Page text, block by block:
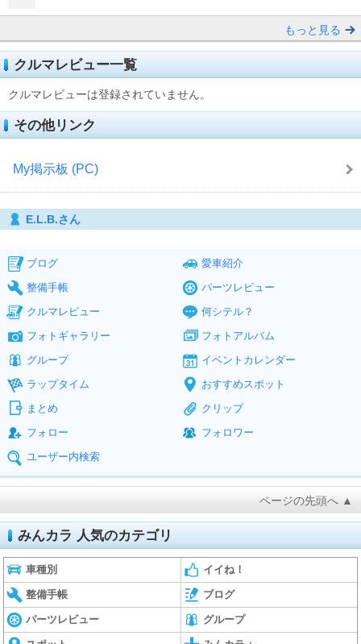
もっと見る
クルマレビュー一覧
クルマレビューは登録されていません。
その他リンク
My掲示板 (PC)
E.L.B.さん
ブログ
愛車紹介
整備手帳
パーツレビュー
クルマレビュー
何シテル？
フォトギャラリー
フォトアルバム
グループ
イベントカレンダー
ラップタイム
おすすめスポット
まとめ
クリップ
フォロー
フォロワー
ユーザー内検索
ページの先頭へ ▲
みんカラ 人気のカテゴリ
車種別 イイね！
整備手帳 ブログ
パーツレビュー グループ